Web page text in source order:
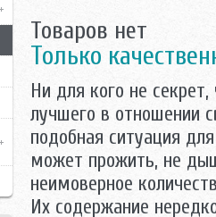
Товаров нет
Только
Ни для кого не
лучшего в отношении
подобная ситуация
может прожить, не
неимоверное
Их содержание